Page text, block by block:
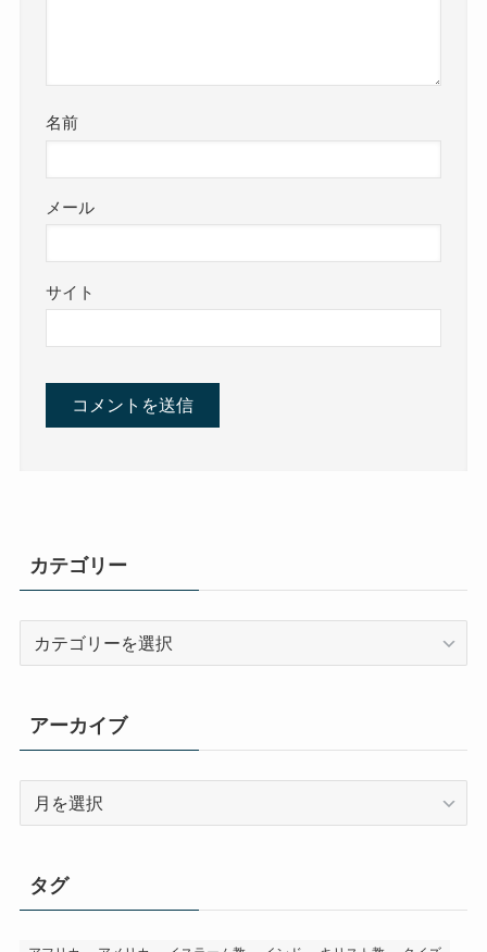
名前
メール
サイト
カテゴリー
リ
ー
アーカイブ
ブ
タグ